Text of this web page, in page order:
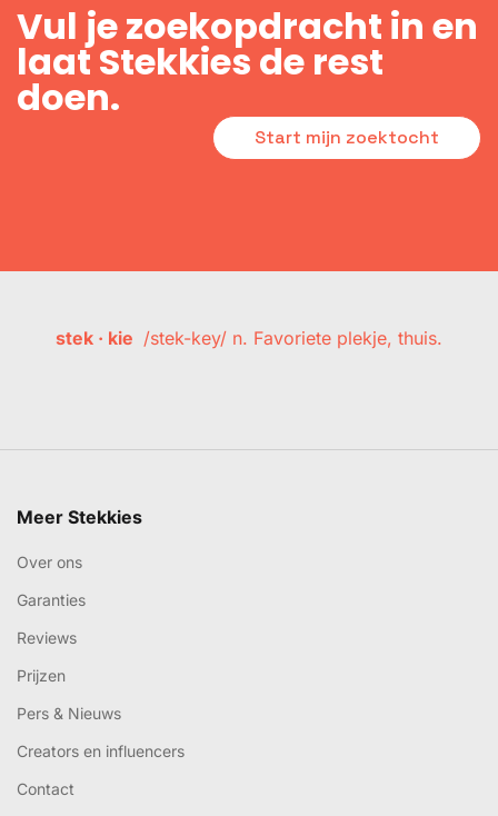
Vul je zoekopdracht in en
laat Stekkies de rest
doen.
Start mijn zoektocht
stek · kie /stek-key/ n. Favoriete plekje, thuis.
Meer Stekkies
Over ons
Garanties
Reviews
Prijzen
Pers & Nieuws
Creators en influencers
Contact